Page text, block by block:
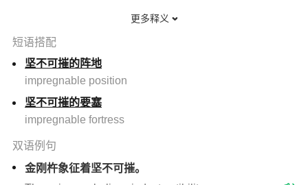
更多释义
短语搭配
坚不可摧的阵地
impregnable position
坚不可摧的要塞
impregnable fortress
双语例句
金刚杵象征着坚不可摧。